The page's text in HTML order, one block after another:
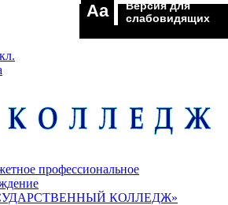
Aa
Версия для
слабовидящих
профессиональное
КОЛЛЕДЖ»